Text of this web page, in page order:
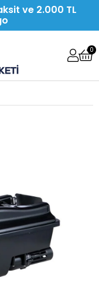
ve 2.000 TL
0